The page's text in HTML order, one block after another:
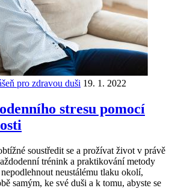
pro zdravou duši 19. 1. 2022
stresu pomocí
soustředit se a prožívat život v právě
trénink a praktikování metody
neustálému tlaku okolí,
samým, ke své duši a k tomu, abyste se